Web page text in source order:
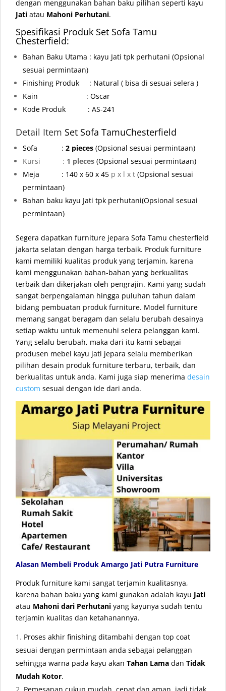
dengan menggunakan bahan baku pilihan seperti kayu
Jati atau Mahoni Perhutani.
Spesifikasi Produk Set Sofa Tamu
Chesterfield:
Bahan Baku Utama : kayu Jati tpk perhutani (Opsional
sesuai permintaan)
Finishing Produk : Natural ( bisa di sesuai selera )
Kain : Oscar
Kode Produk : AS-241
Detail Item Set Sofa TamuChesterfield
Sofa : 2 pieces (Opsional sesuai permintaan)
Kursi : 1 pleces (Opsional sesuai permintaan)
Meja
: 140 x 60 x 45 p x l x t (Opsional sesuai
permintaan)
Bahan baku kayu Jati tpk perhutani(Opsional sesuai
permintaan)
Segera dapatkan furniture jepara Sofa Tamu chesterfield
jakarta selatan dengan harga terbaik. Produk furniture
kami memiliki kualitas produk yang terjamin, karena
kami menggunakan bahan-bahan yang berkualitas
terbaik dan dikerjakan oleh pengrajin. Kami yang sudah
sangat berpengalaman hingga puluhan tahun dalam
bidang pembuatan produk furniture. Model furniture
memang sangat beragam dan selalu berubah desainya
setiap waktu untuk memenuhi selera pelanggan kami.
Yang selalu berubah, maka dari itu kami sebagai
produsen mebel kayu jati jepara selalu memberikan
pilihan desain produk furniture terbaru, terbaik, dan
berkualitas untuk anda. Kami juga siap menerima desain
custom sesuai dengan ide dari anda.
Alasan Membeli Produk Amargo Jati Putra Furniture
Produk furniture kami sangat terjamin kualitasnya,
karena bahan baku yang kami gunakan adalah kayu Jati
atau Mahoni dari Perhutani yang kayunya sudah tentu
terjamin kualitas dan ketahanannya.
Proses akhir finishing ditambahi dengan top coat
sesuai dengan permintaan anda sebagai pelanggan
sehingga warna pada kayu akan Tahan Lama dan Tidak
Mudah Kotor.